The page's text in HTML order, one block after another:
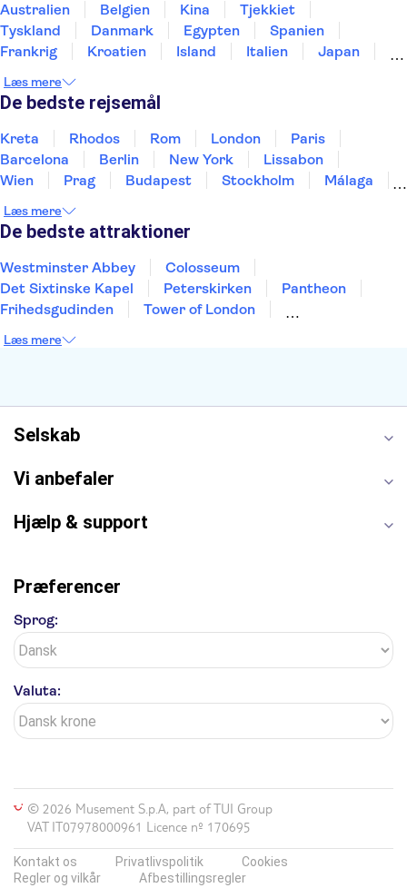
Sainte Chapelle og Conciergeriet
Giverny
Australien Belgien Kina
Tjekkiet
Tyskland
Danmark Egypten
Spanien
Frankrig
Kroatien Island Italien
Japan
Thailand
Tyrkiet
Læs mere
De bedste rejsemål
Kreta Rhodos Rom London
Paris
Barcelona
Berlin New York
Lissabon
Wien
Prag Budapest Stockholm
Málaga
Kiel
Helsingborg
Læs mere
De bedste attraktioner
Westminster Abbey
Colosseum
Det Sixtinske Kapel
Peterskirken
Pantheon
Frihedsgudinden
Tower of London
Burj Khalifa
Læs mere
Selskab
Vi anbefaler
Hjælp & support
Præferencer
Sprog:
Valuta:
© 2026 Musement S.p.A, part of TUI Group
VAT IT07978000961 Licence nº 170695
Kontakt os Privatlivspolitik
Cookies
Regler og vilkår
Afbestillingsregler